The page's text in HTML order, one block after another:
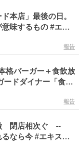
本店」最後の日。
味するもの #エキ
報告
格バーガー＋食飲放
ードダイナー「食べ
ン」
報告
閉店相次ぐ --
るなら今 #エキスパ